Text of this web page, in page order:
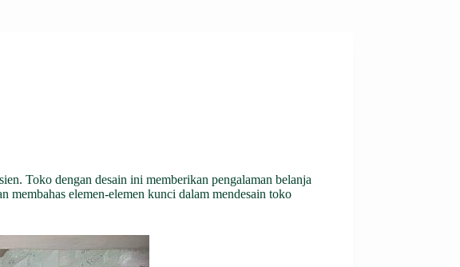
Toko dengan desain ini memberikan pengalaman belanja
elemen-elemen kunci dalam mendesain toko